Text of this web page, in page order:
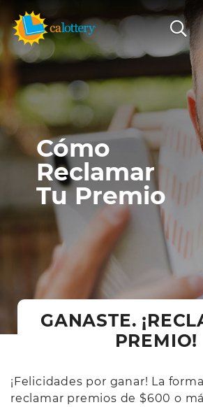
Cómo
Reclamar
Tu Premio
GANASTE.
PREMIO!
¡Felicidades por ganar! La
reclamar premios de $600 o